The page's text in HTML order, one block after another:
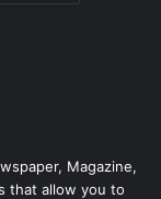
Magazine,
that allow you to